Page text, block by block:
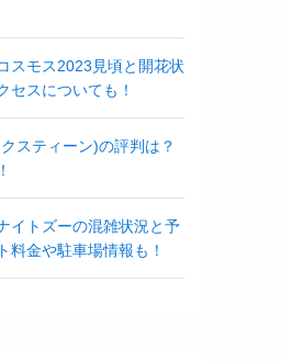
スモス2023見頃と開花状
セスについても！
スティーン)の評判は？
イトズーの混雑状況と予
料金や駐車場情報も！